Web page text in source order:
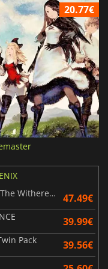
20.77€
Dragon Quest Monsters The Withered World
47.49€
39.99€
Pack 39.56€